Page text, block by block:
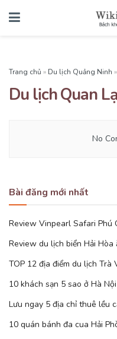
Trang chủ » Du lịch Quảng Ninh »
Du lịch Quan
No
Bài đăng mới nhất
Review Vinpearl Safari Phú
Review du lịch biển Hải
TOP 12 địa điểm du lịch Trà
10 khách sạn 5 sao ở Hà
Lưu ngay 5 địa chỉ thuê lều
10 quán bánh đa cua Hải